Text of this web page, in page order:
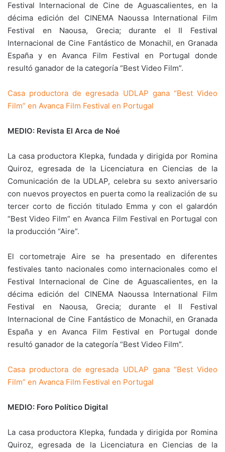
Festival Internacional de Cine de Aguascalientes, en la
décima edición del CINEMA Naoussa International Film
Festival en Naousa, Grecia; durante el II Festival
Internacional de Cine Fantástico de Monachil, en Granada
España y en Avanca Film Festival en Portugal donde
resultó ganador de la categoría “Best Video Film”.
Casa productora de egresada UDLAP gana “Best Video
Film” en Avanca Film Festival en Portugal
MEDIO: Revista El Arca de Noé
La casa productora Klepka, fundada y dirigida por Romina
Quiroz, egresada de la Licenciatura en Ciencias de la
Comunicación de la UDLAP, celebra su sexto aniversario
con nuevos proyectos en puerta como la realización de su
tercer corto de ficción titulado Emma y con el galardón
“Best Video Film” en Avanca Film Festival en Portugal con
la producción “Aire”.
El cortometraje Aire se ha presentado en diferentes
festivales tanto nacionales como internacionales como el
Festival Internacional de Cine de Aguascalientes, en la
décima edición del CINEMA Naoussa International Film
Festival en Naousa, Grecia; durante el II Festival
Internacional de Cine Fantástico de Monachil, en Granada
España y en Avanca Film Festival en Portugal donde
resultó ganador de la categoría “Best Video Film”.
Casa productora de egresada UDLAP gana “Best Video
Film” en Avanca Film Festival en Portugal
MEDIO: Foro Político Digital
La casa productora Klepka, fundada y dirigida por Romina
Quiroz, egresada de la Licenciatura en Ciencias de la